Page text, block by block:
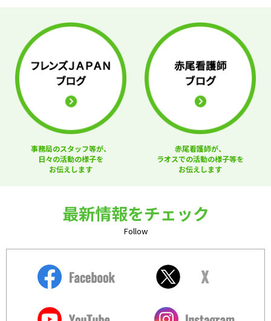
事務局のスタッフ等が、
日々の活動の様子を
お伝えします
赤尾看護師が、
ラオスでの活動の様子等を
お伝えします
最新情報をチェック
Follow